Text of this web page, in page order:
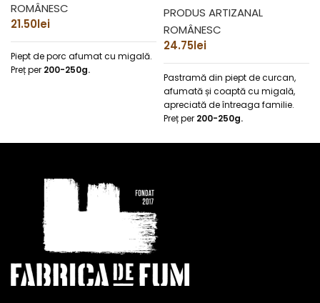
ROMÂNESC
21.50lei
Piept de porc afumat cu migală.
Preț per 200-250g.
PRODUS ARTIZANAL
ROMÂNESC
24.75lei
Pastramă din piept de curcan,
afumată și coaptă cu migală,
apreciată de întreaga familie.
Preț per 200-250g.